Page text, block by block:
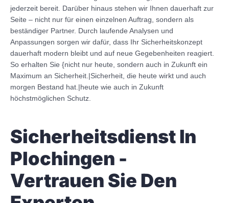
jederzeit bereit. Darüber hinaus stehen wir Ihnen dauerhaft zur
Seite – nicht nur für einen einzelnen Auftrag, sondern als
beständiger Partner. Durch laufende Analysen und
Anpassungen sorgen wir dafür, dass Ihr Sicherheitskonzept
dauerhaft modern bleibt und auf neue Gegebenheiten reagiert.
So erhalten Sie {nicht nur heute, sondern auch in Zukunft ein
Maximum an Sicherheit.|Sicherheit, die heute wirkt und auch
morgen Bestand hat.|heute wie auch in Zukunft
höchstmöglichen Schutz.
Sicherheitsdienst In
Plochingen -
Vertrauen Sie Den